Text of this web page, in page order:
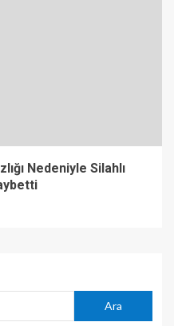
Nedeniyle Silahlı
Ara